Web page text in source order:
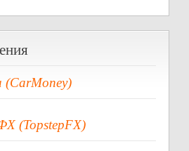
(TopstepFX)